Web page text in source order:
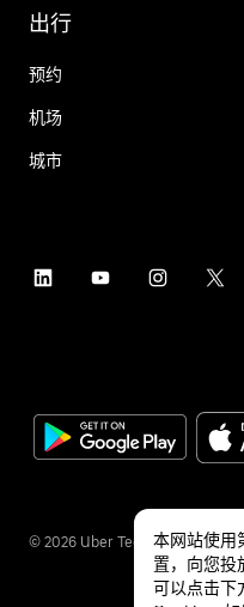
出行
预约
机场
城市
© 2026 Uber Technologies Inc.
本网站使用
置，向您投
可以点击下